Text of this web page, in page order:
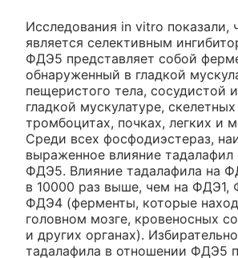
Исследования in vitro показали,
является селективным
ФДЭ5 представляет собой
обнаруженный в гладкой
пещеристого тела, сосудистой
гладкой мускулатуре,
тромбоцитах, почках, легких и
Среди всех фосфодиэстераз,
выраженное влияние тадалафил
ФДЭ5. Влияние тадалафила на
в 10000 раз выше, чем на
ФДЭ4 (ферменты, которые
головном мозге, кровеносных
и других органах).
тадалафила в отношении ФДЭ5